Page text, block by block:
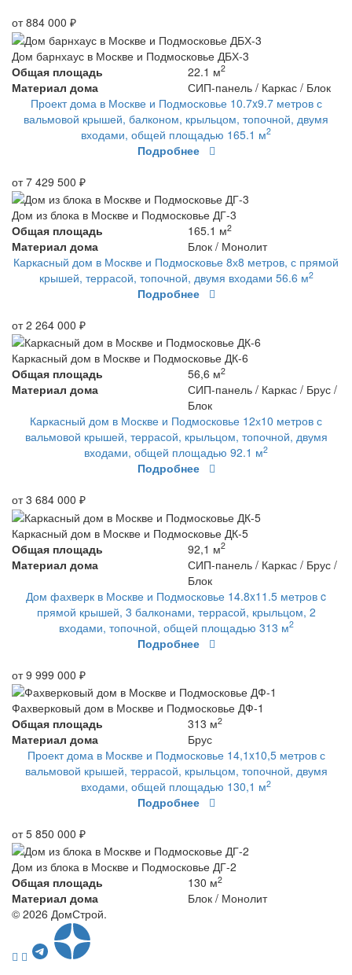
от 884 000 ₽
Дом барнхаус в Москве и Подмосковье ДБХ-3
Общая площадь
22.1 м2
Материал дома
СИП-панель / Каркас / Блок
Проект дома в Москве и Подмосковье 10.7x9.7 метров с
вальмовой крышей, балконом, крыльцом, топочной, двумя
входами, общей площадью 165.1 м2
Подробнее
от 7 429 500 ₽
Дом из блока в Москве и Подмосковье ДГ-3
Общая площадь
165.1 м2
Материал дома
Блок / Монолит
Каркасный дом в Москве и Подмосковье 8х8 метров, с прямой
крышей, террасой, топочной, двумя входами 56.6 м2
Подробнее
от 2 264 000 ₽
Каркасный дом в Москве и Подмосковье ДК-6
Общая площадь
56,6 м2
Материал дома
СИП-панель / Каркас / Брус /
Блок
Каркасный дом в Москве и Подмосковье 12х10 метров с
вальмовой крышей, террасой, крыльцом, топочной, двумя
входами, общей площадью 92.1 м2
Подробнее
от 3 684 000 ₽
Каркасный дом в Москве и Подмосковье ДК-5
Общая площадь
92,1 м2
Материал дома
СИП-панель / Каркас / Брус /
Блок
Дом фахверк в Москве и Подмосковье 14.8x11.5 метров c
прямой крышей, 3 балконами, террасой, крыльцом, 2
входами, топочной, общей площадью 313 м2
Подробнее
от 9 999 000 ₽
Фахверковый дом в Москве и Подмосковье ДФ-1
Общая площадь
313 м2
Материал дома
Брус
Проект дома в Москве и Подмосковье 14,1x10,5 метров с
вальмовой крышей, террасой, крыльцом, топочной, двумя
входами, общей площадью 130,1 м2
Подробнее
от 5 850 000 ₽
Дом из блока в Москве и Подмосковье ДГ-2
Общая площадь
130 м2
Материал дома
Блок / Монолит
© 2026 ДомСтрой.